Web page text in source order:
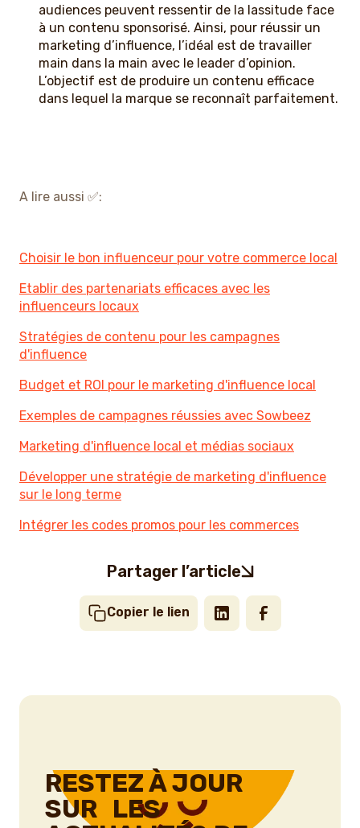
audiences peuvent ressentir de la lassitude face
à un contenu sponsorisé. Ainsi, pour réussir un
marketing d’influence, l’idéal est de travailler
main dans la main avec le leader d’opinion.
L’objectif est de produire un contenu efficace
dans lequel la marque se reconnaît parfaitement.
A lire aussi ✅:
Choisir le bon influenceur pour votre commerce local
Etablir des partenariats efficaces avec les
influenceurs locaux
Stratégies de contenu pour les campagnes
d'influence
Budget et ROI pour le marketing d'influence local
Exemples de campagnes réussies avec Sowbeez
Marketing d'influence local et médias sociaux
Développer une stratégie de marketing d'influence
sur le long terme
Intégrer les codes promos pour les commerces
Partager l’article
Copier le lien
RESTEZ À JOUR
SUR LES